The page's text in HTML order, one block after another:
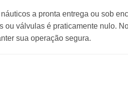
a pronta entrega ou sob
válvulas é praticamente nulo.
sua operação segura.